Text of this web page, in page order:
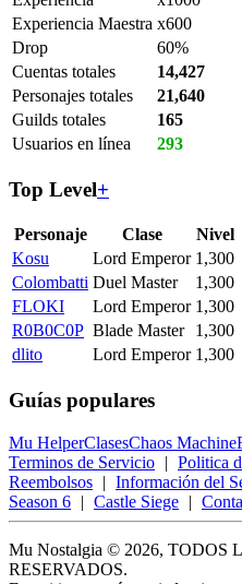
Experiencia Maestra x600
Drop
60%
Cuentas totales
14,427
Personajes totales
21,640
Guilds totales
165
Usuarios en línea
293
Top Level+
Personaje Clase
Nivel
Kosu
Lord Emperor 1,300
Colombatti Duel Master
1,300
FLOKI
Lord Emperor 1,300
R0B0C0P Blade Master
1,300
dlito
Lord Emperor 1,300
Guías populares
Mu HelperClasesChaos Machine
Terminos de Servicio | Politica
Reembolsos | Información del
Season 6 | Castle Siege |
Mu Nostalgia © 2026, TODOS
RESERVADOS.